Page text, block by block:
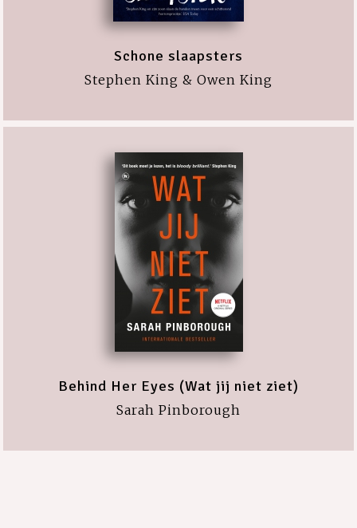
Schone slaapsters
Stephen King & Owen King
Behind Her Eyes (Wat jij niet ziet)
Sarah Pinborough